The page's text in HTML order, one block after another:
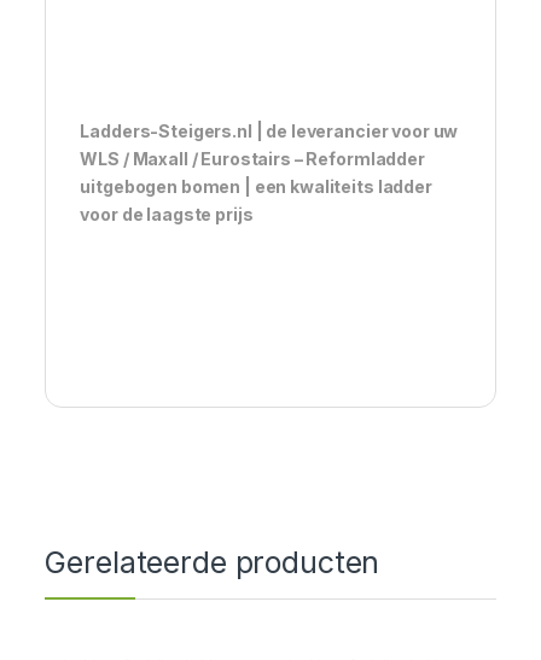
Ladders-Steigers.nl | de leverancier voor uw
WLS / Maxall / Eurostairs – Reformladder
uitgebogen bomen | een kwaliteits ladder
voor de laagste prijs
Gerelateerde producten